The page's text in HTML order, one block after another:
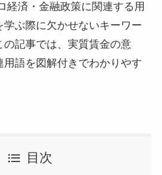
経済・金融政策に関連する用
ぶ際に欠かせないキーワー
の記事では、実質賃金の意
語を図解付きでわかりやす
目次